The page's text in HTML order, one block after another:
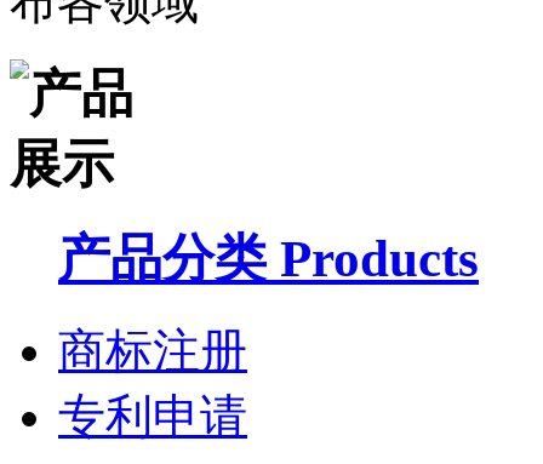
产品分类 Products
商标注册
专利申请